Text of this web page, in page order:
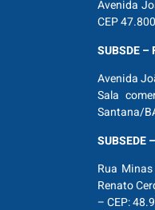
Avenida
CEP
SUBSDE –
Avenida
Sala
Santana/
SUBSEDE
Rua
Renato
– CEP: